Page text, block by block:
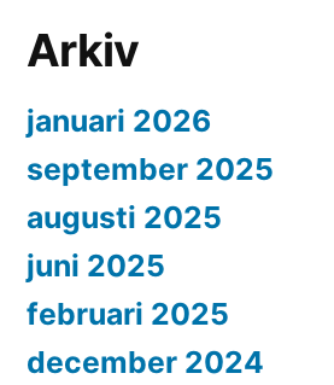
Arkiv
januari 2026
september 2025
augusti 2025
juni 2025
februari 2025
december 2024